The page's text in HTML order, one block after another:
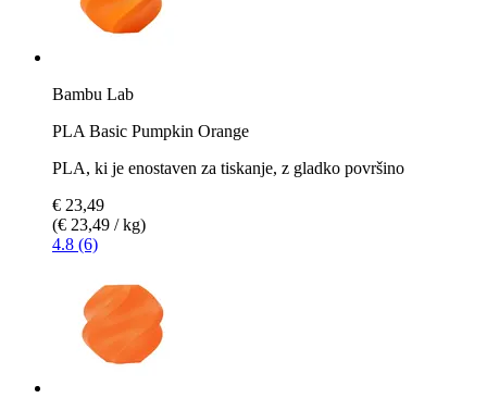
Bambu Lab
PLA Basic Pumpkin Orange
PLA, ki je enostaven za tiskanje, z gladko površino
€ 23,49
(€ 23,49 / kg)
4.8 (6)